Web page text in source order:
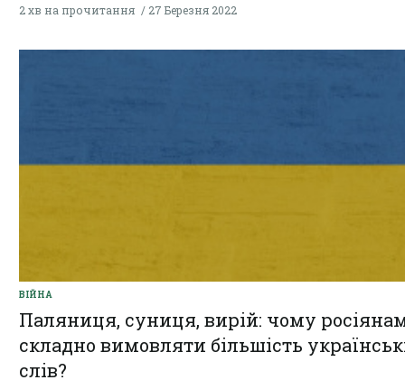
2 хв на прочитання 27 Березня 2022
ВІЙНА
Паляниця, суниця, вирій: чому
складно вимовляти більшість
слів?